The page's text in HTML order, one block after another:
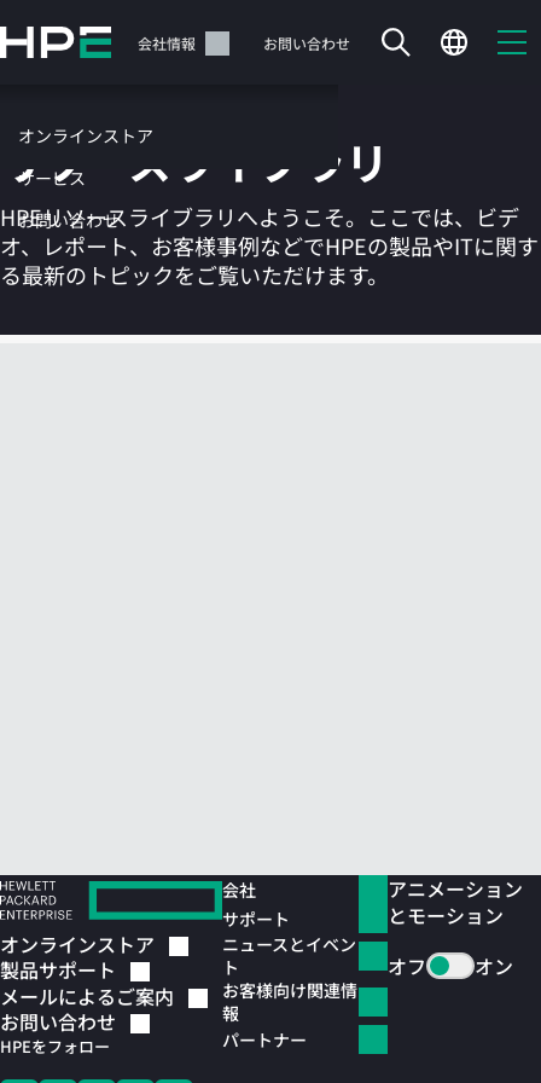
イ
テ
ツ
に
ス
ッ
サポート 会社情報 お問い合わせ
オンラインストア
サービス
お問い合わせ
カートは空です
リソースライブラリ
HPEリソースライブラリへようこそ。ここでは、ビデ
オ、レポート、お客様事例などでHPEの製品やITに関す
る最新のトピックをご覧いただけます。
オンラインストア
製品サポート
メールによるご案内
お問い合わせ
HPEをフォロー
会社
サポート
ニュースとイベン
ト
お客様向け関連情
報
パートナー
アニメーション
とモーション
オフ
オン